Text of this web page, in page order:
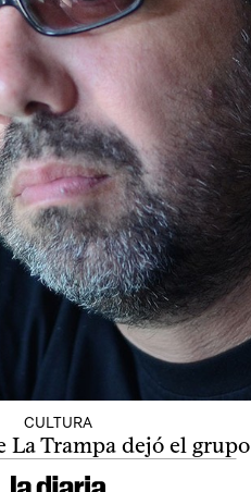
CULTURA
La Trampa dejó el grupo